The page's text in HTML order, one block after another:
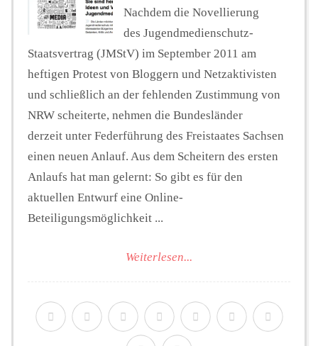
Nachdem die Novellierung
des Jugendmedienschutz-
Staatsvertrag (JMStV) im September 2011 am
heftigen Protest von Bloggern und Netzaktivisten
und schließlich an der fehlenden Zustimmung von
NRW scheiterte, nehmen die Bundesländer
derzeit unter Federführung des Freistaates Sachsen
einen neuen Anlauf. Aus dem Scheitern des ersten
Anlaufs hat man gelernt: So gibt es für den
aktuellen Entwurf eine Online-
Beteiligungsmöglichkeit ...
Weiterlesen...